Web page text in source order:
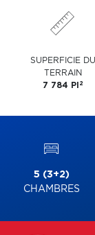
SUPERFICIE DU
TERRAIN
7 784 PI 2
5 (3+2)
CHAMBRES